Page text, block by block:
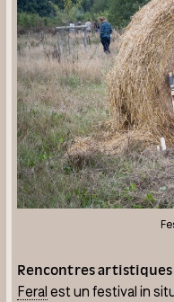
Rencontres artistiques
Feral est un festival in